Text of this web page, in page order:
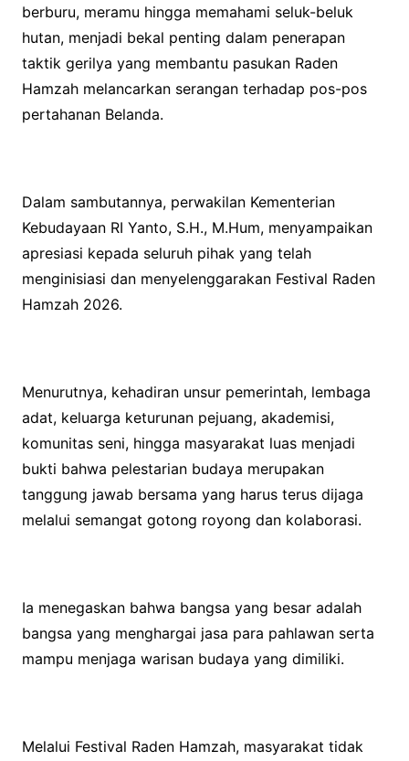
berburu, meramu hingga memahami seluk-beluk
hutan, menjadi bekal penting dalam penerapan
taktik gerilya yang membantu pasukan Raden
Hamzah melancarkan serangan terhadap pos-pos
pertahanan Belanda.
Dalam sambutannya, perwakilan Kementerian
Kebudayaan RI Yanto, S.H., M.Hum, menyampaikan
apresiasi kepada seluruh pihak yang telah
menginisiasi dan menyelenggarakan Festival Raden
Hamzah 2026.
Menurutnya, kehadiran unsur pemerintah, lembaga
adat, keluarga keturunan pejuang, akademisi,
komunitas seni, hingga masyarakat luas menjadi
bukti bahwa pelestarian budaya merupakan
tanggung jawab bersama yang harus terus dijaga
melalui semangat gotong royong dan kolaborasi.
Ia menegaskan bahwa bangsa yang besar adalah
bangsa yang menghargai jasa para pahlawan serta
mampu menjaga warisan budaya yang dimiliki.
Melalui Festival Raden Hamzah, masyarakat tidak